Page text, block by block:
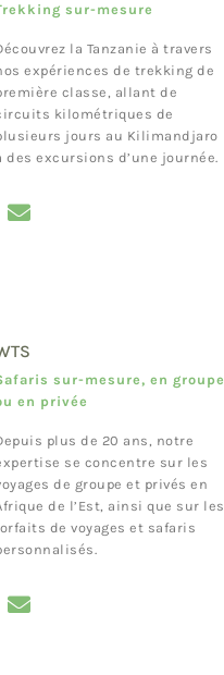
sur-mesure
la Tanzanie à travers
expériences de trekking de
classe, allant de
kilométriques de
jours au Kilimandjaro
des excursions d’une journée.
sur-mesure, en groupe
en privée
plus de 20 ans, notre
se concentre sur les
de groupe et privés en
de l’Est, ainsi que sur les
de voyages et safaris